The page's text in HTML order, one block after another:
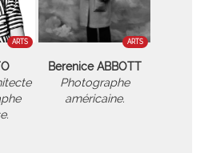
ARTS ARTS
Berenice ABBOTT
Photographe
américaine.